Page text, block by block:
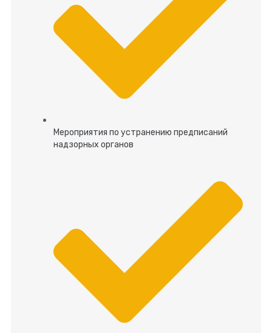
Мероприятия по устранению предписаний
надзорных органов